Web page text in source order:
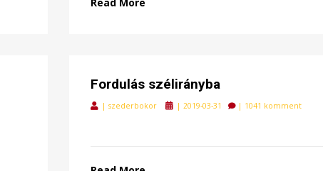
Fordulás szélirányba
| szederbokor
Posted
| 2019-03-31 | 1041 komment